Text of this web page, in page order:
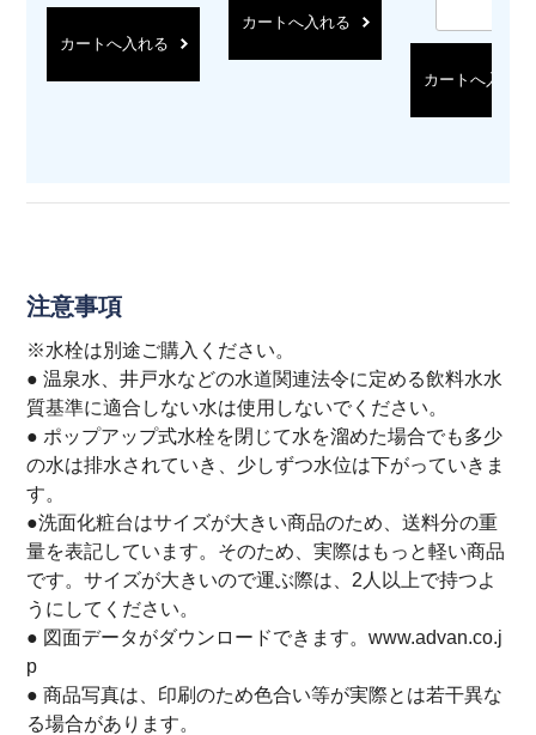
カートへ入れる
カートへ入れる
カートへ入れる
注意事項
※水栓は別途ご購入ください。
● 温泉水、井戸水などの水道関連法令に定める飲料水水
質基準に適合しない水は使用しないでください。
● ポップアップ式水栓を閉じて水を溜めた場合でも多少
の水は排水されていき、少しずつ水位は下がっていきま
す。
●洗面化粧台はサイズが大きい商品のため、送料分の重
量を表記しています。そのため、実際はもっと軽い商品
です。サイズが大きいので運ぶ際は、2人以上で持つよ
うにしてください。
● 図面データがダウンロードできます。www.advan.co.j
p
● 商品写真は、印刷のため色合い等が実際とは若干異な
る場合があります。